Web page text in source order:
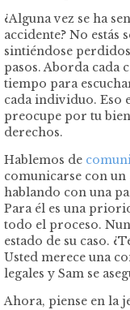
¿Alguna vez se ha
accidente? No estás
sintiéndose
pasos. Aborda cada
tiempo para
cada individuo. Eso
preocupe por tu
derechos.
Hablemos de
comunicarse con
hablando con una
Para él es una
todo el proceso.
estado de su caso.
Usted merece una
legales y Sam se
Ahora, piense en la